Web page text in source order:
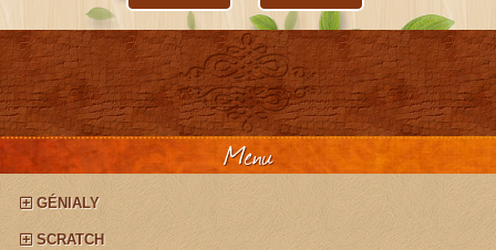
Menu
GÉNIALY
SCRATCH